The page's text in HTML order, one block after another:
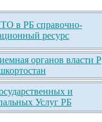
в РБ справочно-
ресурс
органов власти Р
и
Услуг РБ